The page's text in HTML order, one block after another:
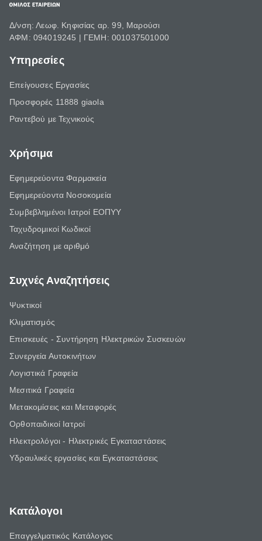
Δ/νση: Λεωφ. Κηφισίας αρ. 99, Μαρούσι
ΑΦΜ: 094019245 | ΓΕΜΗ: 001037501000
Υπηρεσίες
Επείγουσες Εργασίες
Προσφορές 11888 giaola
Ραντεβού με Τεχνικούς
Χρήσιμα
Εφημερεύοντα Φαρμακεία
Εφημερεύοντα Νοσοκομεία
Συμβεβλημένοι Ιατροί ΕΟΠΥΥ
Ταχυδρομικοί Κωδικοί
Αναζήτηση με αριθμό
Συχνές Αναζητήσεις
Ψυκτικοί
Κλιματισμός
Επισκευές - Συντήρηση Ηλεκτρικών Συσκευών
Συνεργεία Αυτοκινήτων
Λογιστικά Γραφεία
Μεσιτικά Γραφεία
Μετακομίσεις και Μεταφορές
Ορθοπαιδικοί Ιατροί
Ηλεκτρολόγοι - Ηλεκτρικές Εγκαταστάσεις
Υδραυλικές εργασίες και Εγκαταστάσεις
Κατάλογοι
Επαγγελματικός Κατάλογος